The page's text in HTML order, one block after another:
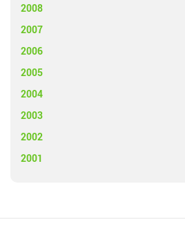
2008
2007
2006
2005
2004
2003
2002
2001